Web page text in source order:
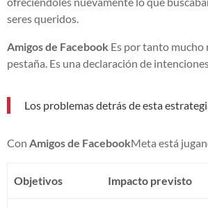
seres queridos.
Amigos de Facebook Es por tanto mucho
pestaña. Es una declaración de
Los problemas detrás de esta
Con Amigos de FacebookMeta está
Objetivos Impacto previsto